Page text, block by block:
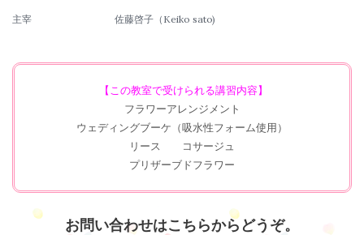
主宰 佐藤啓子（Keiko sato)
【この教室で受けられる講習内容】
フラワーアレンジメント
ウェディングブーケ（吸水性フォーム使用）
リース コサージュ
プリザーブドフラワー
お問い合わせはこちらからどうぞ。